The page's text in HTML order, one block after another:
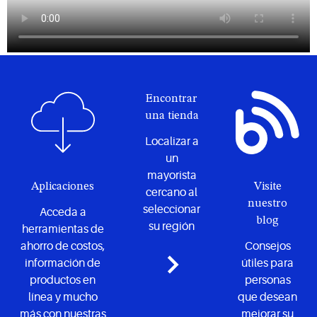
Aplicaciones
Acceda a
herramientas de
ahorro de costos,
información de
productos en
línea y mucho
más con nuestras
Encontrar
una tienda
Localizar a
un
mayorista
cercano al
seleccionar
su región
Visite
nuestro
blog
Consejos
útiles para
personas
que desean
mejorar su